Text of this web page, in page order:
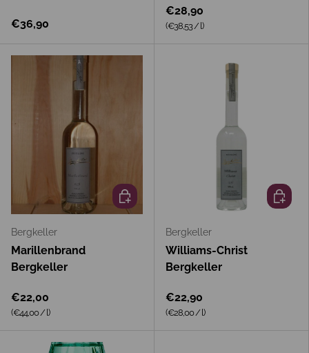
€36,90
€28,90
Grundpreis
(€38,53 /l)
Bergkeller
Marillenbrand
Bergkeller
€22,00
Grundpreis
(€44,00/l)
In den Warenkorb
Bergkeller
Williams-Christ
Bergkeller
€22,90
Grundpreis
(€28,00/l)
In den